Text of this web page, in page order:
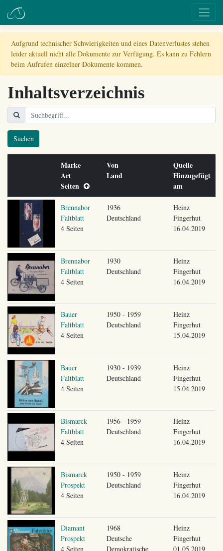
Aufgrund technischer Schwierigkeiten und eines Datenverlustes stehen
leider aktuell nicht alle Dokumente zur Verfügung. Es kann zu Fehlern
beim Aufrufen einzelner Dokumente kommen.
Inhaltsverzeichnis
Suchen
Marke
Art
Seiten
Von
Land
Quelle
Hinzugefügt
am
Brennabor
Faltblatt
4 Seiten
1936
Deutschland
Heinz
Fingerhut
16.04.2019
Brennabor
Faltblatt
4 Seiten
1930
Deutschland
Heinz
Fingerhut
16.04.2019
Bauer
Faltblatt
4 Seiten
1950 - 1959
Deutschland
Heinz
Fingerhut
15.04.2019
Bauer
Faltblatt
4 Seiten
1930 - 1939
Deutschland
Heinz
Fingerhut
15.04.2019
Bismarck
Faltblatt
4 Seiten
1956 - 1959
Deutschland
Heinz
Fingerhut
16.04.2019
Bismarck
Prospekt
4 Seiten
1950 - 1959
Deutschland
Heinz
Fingerhut
16.04.2019
Diamant
Prospekt
4 Seiten
1968
Deutsche
Demokratische
Heinz
Fingerhut
01.05.2019